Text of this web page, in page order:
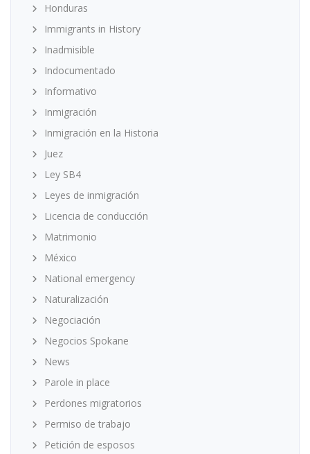
Honduras
Immigrants in History
Inadmisible
Indocumentado
Informativo
Inmigración
Inmigración en la Historia
Juez
Ley SB4
Leyes de inmigración
Licencia de conducción
Matrimonio
México
National emergency
Naturalización
Negociación
Negocios Spokane
News
Parole in place
Perdones migratorios
Permiso de trabajo
Petición de esposos